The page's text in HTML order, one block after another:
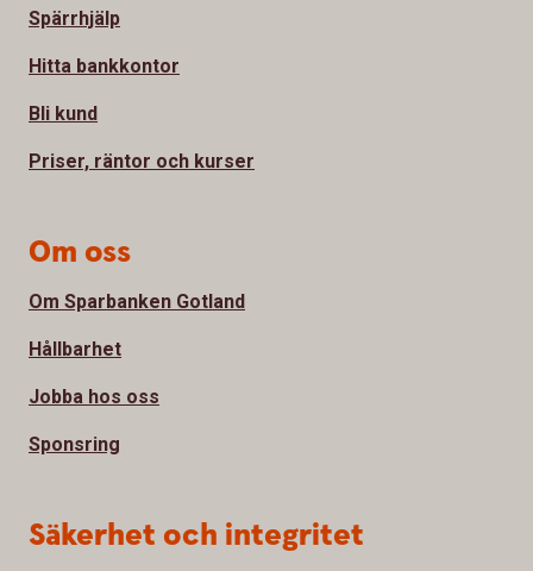
Spärrhjälp
Hitta bankkontor
Bli kund
Priser, räntor och kurser
Om oss
Om Sparbanken Gotland
Hållbarhet
Jobba hos oss
Sponsring
Säkerhet och integritet